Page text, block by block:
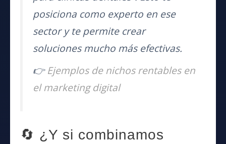
posiciona como experto en ese
sector y te permite crear
soluciones mucho más efectivas.
👉Ejemplos de nichos rentables en
el marketing digital
🔄 ¿Y si combinamos